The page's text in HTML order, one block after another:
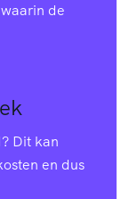
de
Dit kan
en dus